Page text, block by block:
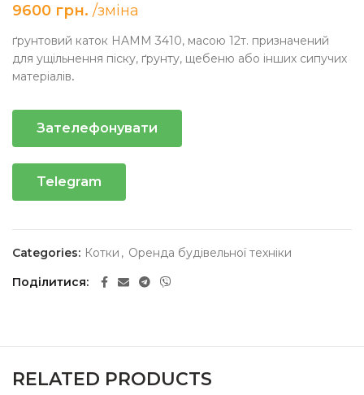
9600 грн. /зміна
ґрунтовий каток HAMM 3410, масою 12т. призначений
для ущільнення піску, ґрунту, щебеню або інших сипучих
матеріалів.
Зателефонувати
Telegram
Categories: Котки , Оренда будівельної техніки
Поділитися
RELATED PRODUCTS